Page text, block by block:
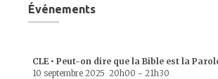
Événements
CLE • Peut-on dire que la Bible est la
10 septembre 2025 20h00 - 21h30